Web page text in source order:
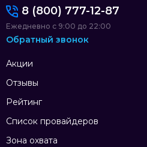
Акции
Отзывы
Рейтинг
Список провайдеров
Зона охвата
8 (800) 777-12-87
Ежедневно с 9:00 до 22:00
Обратный звонок